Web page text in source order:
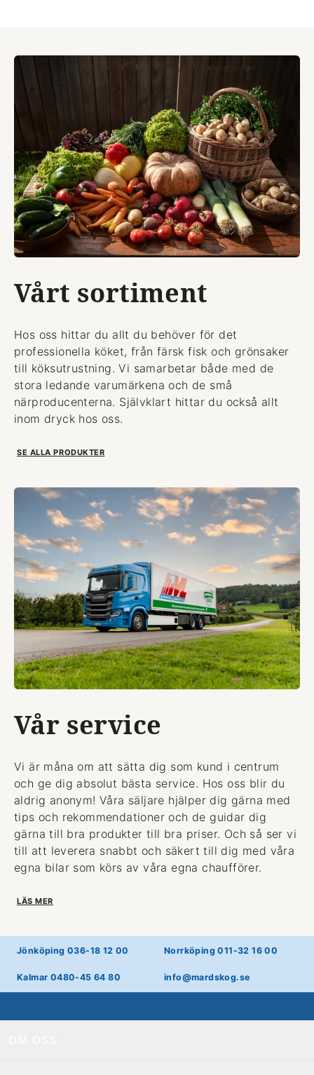
Vårt sortiment
Hos oss hittar du allt du behöver för det
professionella köket, från färsk fisk och grönsaker
till köksutrustning. Vi samarbetar både med de
stora ledande varumärkena och de små
närproducenterna. Självklart hittar du också allt
inom dryck hos oss.
SE ALLA PRODUKTER
Vår service
Vi är måna om att sätta dig som kund i centrum
och ge dig absolut bästa service. Hos oss blir du
aldrig anonym! Våra säljare hjälper dig gärna med
tips och rekommendationer och de guidar dig
gärna till bra produkter till bra priser. Och så ser vi
till att leverera snabbt och säkert till dig med våra
egna bilar som körs av våra egna chaufförer.
LÄS MER
Jönköping 036-18 12 00 Norrköping 011-32 16 00
Kalmar 0480-45 64 80 info@mardskog.se